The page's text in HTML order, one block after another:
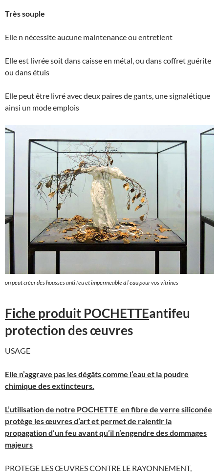
Très souple
Elle n nécessite aucune maintenance ou entretient
Elle est livrée soit dans caisse en métal, ou dans coffret guérite
ou dans étuis
Elle peut être livré avec deux paires de gants, une signalétique
ainsi un mode emplois
on peut créer des housses anti feu et impermeable à l eau pour vos vitrines
Fiche produit POCHETTEantifeu
protection des œuvres
USAGE
Elle n’aggrave pas les dégâts comme l’eau et la poudre
chimique des extincteurs.
L’utilisation de notre POCHETTE en fibre de verre siliconée
protège les œuvres d’art et permet de ralentir la
propagation d’un feu avant qu’il n’engendre des dommages
majeurs
PROTEGE LES ŒUVRES CONTRE LE RAYONNEMENT,